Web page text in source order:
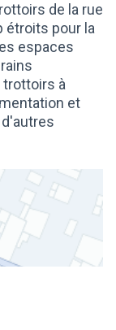
de la rue
étroits pour la
espaces
à
et